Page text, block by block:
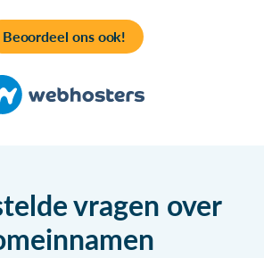
Beoordeel ons ook!
vragen over